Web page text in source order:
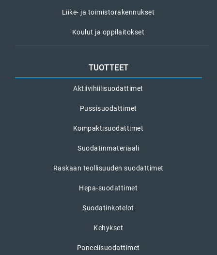
Liike- ja toimistorakennukset
Koulut ja oppilaitokset
TUOTTEET
Aktiivihiilisuodattimet
Pussisuodattimet
Kompaktisuodattimet
Suodatinmateriaali
Raskaan teollisuuden suodattimet
Hepa-suodattimet
Suodatinkotelot
Kehykset
Paneelisuodattimet